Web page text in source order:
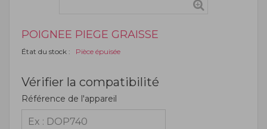
POIGNEE PIEGE GRAISSE
État du stock : Pièce épuisée
Vérifier la compatibilité
Référence de l'appareil